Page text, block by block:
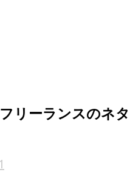
リーランスのネタ